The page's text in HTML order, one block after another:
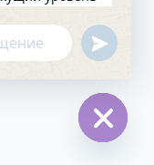
план
главная цель
на